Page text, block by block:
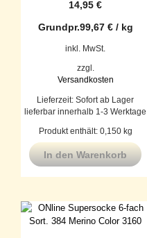
14,95€
Grundpr.99,67 €/ kg
inkl. MwSt.
zzgl.
Versandkosten
Lieferzeit: Sofort ab Lager
lieferbar innerhalb 1-3 Werktage
Produkt enthält: 0,150 kg
In den Warenkorb